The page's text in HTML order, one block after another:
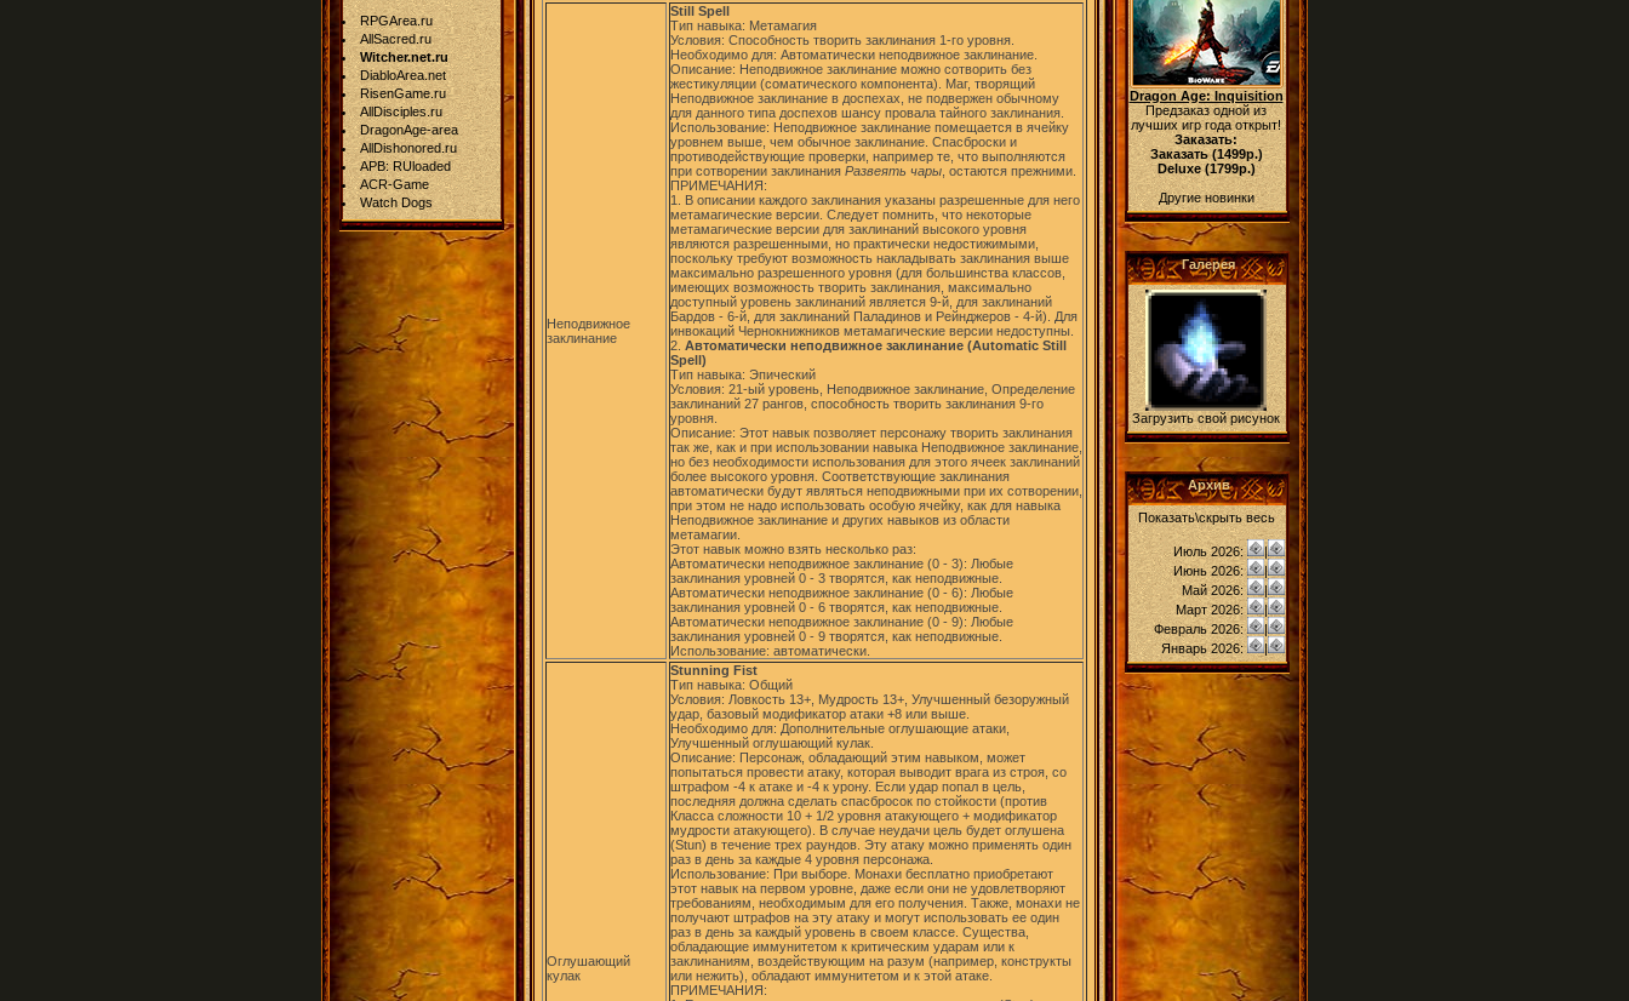
RPGArea.ru
AllSacred.ru
Witcher.net.ru
DiabloArea.net
RisenGame.ru
AllDisciples.ru
DragonAge-area
AllDishonored.ru
APB: RUloaded
ACR-Game
Watch Dogs
Неподвижное
заклинание
Still Spell
Тип навыка: Метамагия
Условия: Способность творить заклинания 1-го уровня.
Необходимо для: Автоматически неподвижное заклинание.
Описание: Неподвижное заклинание можно сотворить без
жестикуляции (соматического компонента). Маг, творящий
Неподвижное заклинание в доспехах, не подвержен обычному
для данного типа доспехов шансу провала тайного заклинания.
Использование: Неподвижное заклинание помещается в ячейку
уровнем выше, чем обычное заклинание. Спасброски и
противодействующие проверки, например те, что выполняются
при сотворении заклинания Развеять чары , остаются прежними.
ПРИМЕЧАНИЯ:
1. В описании каждого заклинания указаны разрешенные для него
метамагические версии. Следует помнить, что некоторые
метамагические версии для заклинаний высокого уровня
являются разрешенными, но практически недостижимыми,
поскольку требуют возможность накладывать заклинания выше
максимально разрешенного уровня (для большинства классов,
имеющих возможность творить заклинания, максимально
доступный уровень заклинаний является 9-й, для заклинаний
Бардов - 6-й, для заклинаний Паладинов и Рейнджеров - 4-й). Для
инвокаций Чернокнижников метамагические версии недоступны.
2. Автоматически неподвижное заклинание (Automatic Still
Spell)
Тип навыка: Эпический
Условия: 21-ый уровень, Неподвижное заклинание, Определение
заклинаний 27 рангов, способность творить заклинания 9-го
уровня.
Описание: Этот навык позволяет персонажу творить заклинания
так же, как и при использовании навыка Неподвижное заклинание,
но без необходимости использования для этого ячеек заклинаний
более высокого уровня. Соответствующие заклинания
автоматически будут являться неподвижными при их сотворении,
при этом не надо использовать особую ячейку, как для навыка
Неподвижное заклинание и других навыков из области
метамагии.
Этот навык можно взять несколько раз:
Автоматически неподвижное заклинание (0 - 3): Любые
заклинания уровней 0 - 3 творятся, как неподвижные.
Автоматически неподвижное заклинание (0 - 6): Любые
заклинания уровней 0 - 6 творятся, как неподвижные.
Автоматически неподвижное заклинание (0 - 9): Любые
заклинания уровней 0 - 9 творятся, как неподвижные.
Использование: автоматически.
Оглушающий
кулак
Stunning Fist
Тип навыка: Общий
Условия: Ловкость 13+, Мудрость 13+, Улучшенный безоружный
удар, базовый модификатор атаки +8 или выше.
Необходимо для: Дополнительные оглушающие атаки,
Улучшенный оглушающий кулак.
Описание: Персонаж, обладающий этим навыком, может
попытаться провести атаку, которая выводит врага из строя, со
штрафом -4 к атаке и -4 к урону. Если удар попал в цель,
последняя должна сделать спасбросок по стойкости (против
Класса сложности 10 + 1/2 уровня атакующего + модификатор
мудрости атакующего). В случае неудачи цель будет оглушена
(Stun) в течение трех раундов. Эту атаку можно применять один
раз в день за каждые 4 уровня персонажа.
Использование: При выборе. Монахи бесплатно приобретают
этот навык на первом уровне, даже если они не удовлетворяют
требованиям, необходимым для его получения. Также, монахи не
получают штрафов на эту атаку и могут использовать ее один
раз в день за каждый уровень в своем классе. Существа,
обладающие иммунитетом к критическим ударам или к
заклинаниям, воздействующим на разум (например, конструкты
или нежить), обладают иммунитетом и к этой атаке.
ПРИМЕЧАНИЯ:
Dragon Age: Inquisition
Предзаказ одной из
лучших игр года открыт!
Заказать:
Заказать (1499р.)
Deluxe (1799р.)
Другие новинки
Галерея
Загрузить свой рисунок
Архив
Показать\скрыть весь
Июль 2026:
|
Июнь 2026:
|
Май 2026:
|
Март 2026:
|
Февраль 2026:
|
Январь 2026:
|